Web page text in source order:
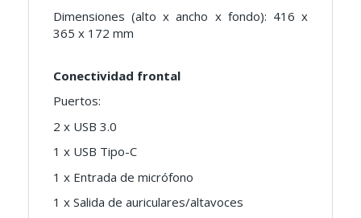
Dimensiones (alto x ancho x fondo): 416 x
365 x 172 mm
Conectividad frontal
Puertos:
2 x USB 3.0
1 x USB Tipo-C
1 x Entrada de micrófono
1 x Salida de auriculares/altavoces